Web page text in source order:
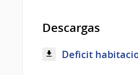
Descargas
Deficit